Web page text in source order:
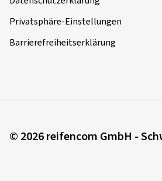
Privatsphäre-Einstellungen
Barrierefreiheitserklärung
© 2026 reifencom GmbH -